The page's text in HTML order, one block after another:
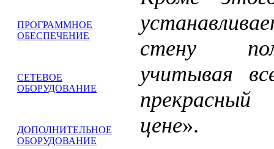
ПРОГРАММНОЕ
ОБЕСПЕЧЕНИЕ
СЕТЕВОЕ
ОБОРУДОВАНИЕ
ДОПОЛНИТЕЛЬНОЕ
ОБОРУДОВАНИЕ
стену
учитывая
цене».